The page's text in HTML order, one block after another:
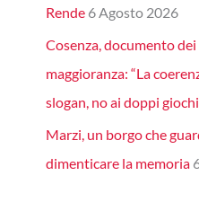
Rende 6 Agosto 2026
Cosenza, documento
maggioranza: “La
slogan, no ai doppi
Marzi, un borgo che
dimenticare la memoria